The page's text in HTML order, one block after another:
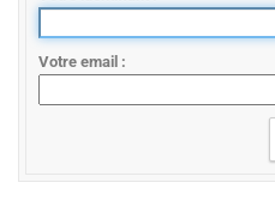
Votre email